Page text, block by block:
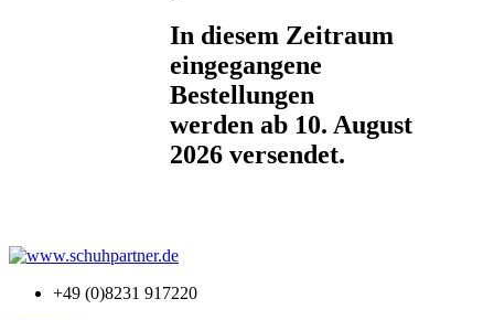
In diesem Zeitraum
eingegangene
Bestellungen
werden ab 10. August
2026 versendet.
+49 (0)8231 917220